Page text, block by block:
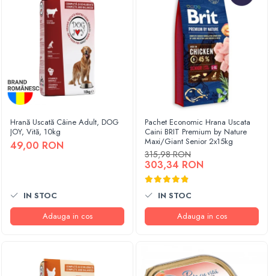
Hrană Uscată Câine Adult, DOG
JOY, Vită, 10kg
49,00 RON
IN STOC
Adauga in cos
Pachet Economic Hrana Uscata
Caini BRIT Premium by Nature
Maxi/Giant Senior 2x15kg
315,98 RON
303,34 RON
IN STOC
Adauga in cos